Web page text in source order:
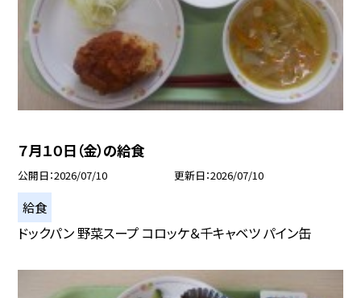
７月１０日（金）の給食
公開日 2026/07/10 更新日 2026/07/10
給食
ドックパン 野菜スープ コロッケ＆千キャベツ パイン缶